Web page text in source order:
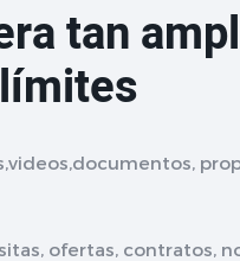
tan
ofertas, contratos,